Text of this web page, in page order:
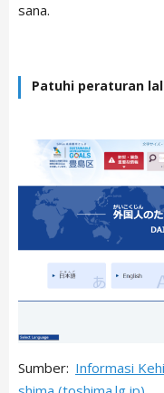
sana.
Patuhi peraturan
Sumber: Informasi